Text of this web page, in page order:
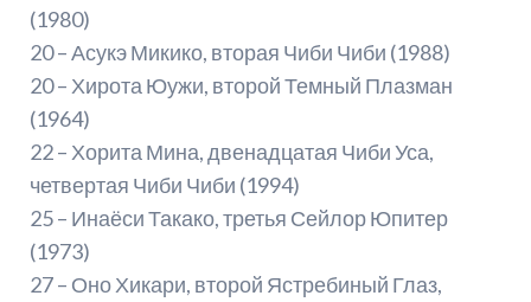
(1980)
20 – Асукэ Микико, вторая Чиби Чиби (1988)
20 – Хирота Юужи, второй Темный Плазман
(1964)
22 – Хорита Мина, двенадцатая Чиби Уса,
четвертая Чиби Чиби (1994)
25 – Инаёси Такако, третья Сейлор Юпитер
(1973)
27 – Оно Хикари, второй Ястребиный Глаз,